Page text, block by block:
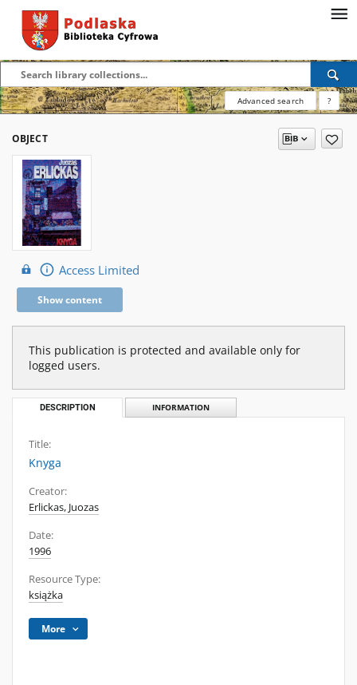
Advanced search ?
OBJECT
Access Limited
Show content
This publication is protected and available only for
logged users.
DESCRIPTION INFORMATION
Title:
Knyga
Creator:
Erlickas, Juozas
Date:
1996
Resource Type:
książka
More